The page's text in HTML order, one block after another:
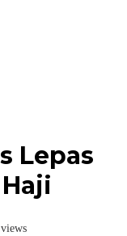
Lepas